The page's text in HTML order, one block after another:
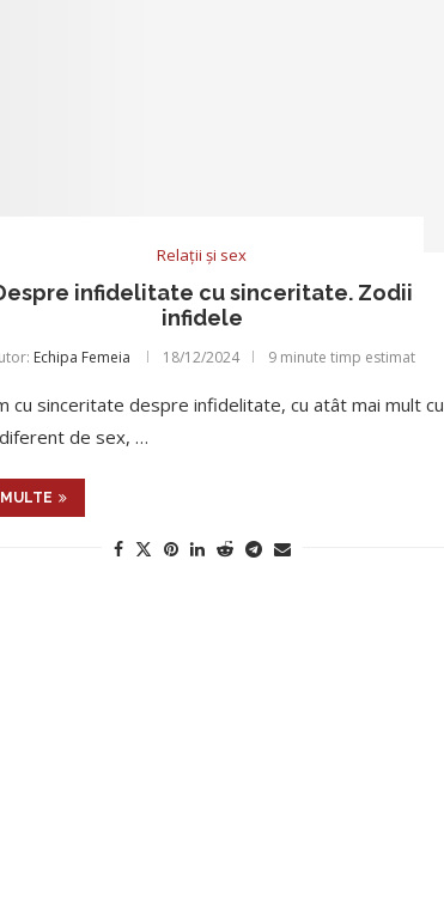
Relații și sex
infidelitate cu sinceritate. Zodii
infidele
Echipa Femeia 18/12/2024 9 minute timp estimat
cu sinceritate despre infidelitate, cu atât mai mult cu
de sex, …